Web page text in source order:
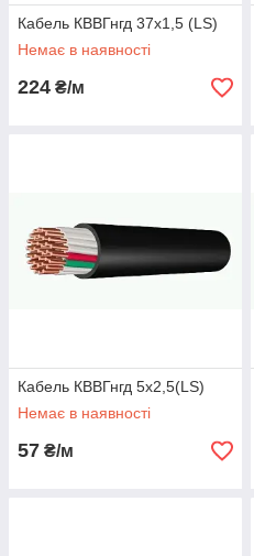
Кабель КВВГнгд 37х1,5 (LS)
Немає в наявності
224 ₴/м
Кабель КВВГнгд 5х2,5(LS)
Немає в наявності
57 ₴/м